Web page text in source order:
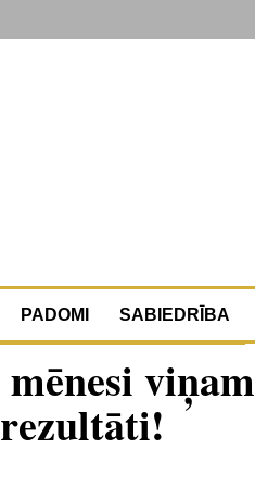
PADOMI SABIEDRĪBA
viņam